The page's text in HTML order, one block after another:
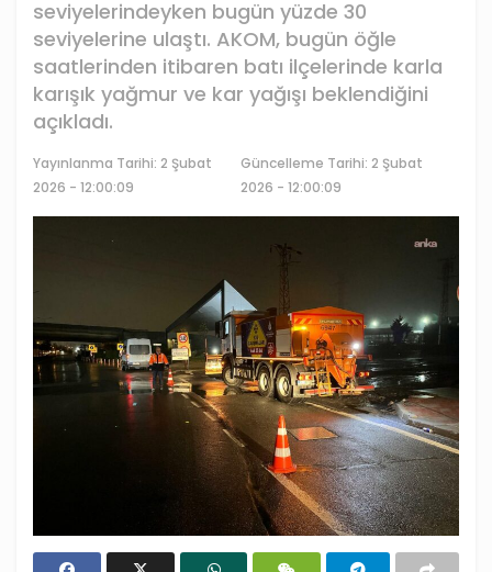
seviyelerindeyken bugün yüzde 30
seviyelerine ulaştı. AKOM, bugün öğle
saatlerinden itibaren batı ilçelerinde karla
karışık yağmur ve kar yağışı beklendiğini
açıkladı.
Yayınlanma Tarihi: 2 Şubat
2026 - 12:00:09
Güncelleme Tarihi: 2 Şubat
2026 - 12:00:09